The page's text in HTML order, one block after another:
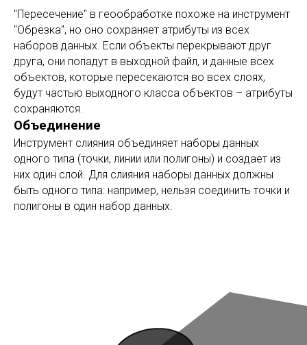
"Пересечение" в геообработке похоже на инструмент
"Обрезка", но оно сохраняет атрибуты из всех
наборов данных. Если объекты перекрывают друг
друга, они попадут в выходной файл, и данные всех
объектов, которые пересекаются во всех слоях,
будут частью выходного класса объектов – атрибуты
сохраняются.
Объединение
Инструмент слияния объединяет наборы данных
одного типа (точки, линии или полигоны) и создает из
них один слой. Для слияния наборы данных должны
быть одного типа: например, нельзя соединить точки и
полигоны в один набор данных.